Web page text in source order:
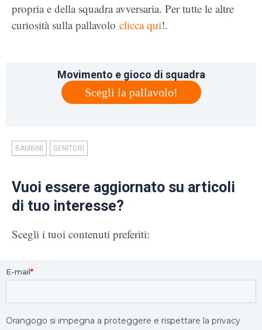
propria e della squadra avversaria. Per tutte le altre
curiosità sulla pallavolo clicca qui!.
Movimento e gioco di squadra
Scegli la pallavolo!
BAMBINI GENITORI
Vuoi essere aggiornato su articoli
di tuo interesse?
Scegli i tuoi contenuti preferiti: